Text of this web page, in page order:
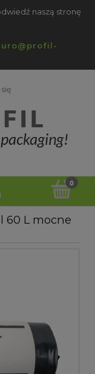
naszą stronę
60 L mocne